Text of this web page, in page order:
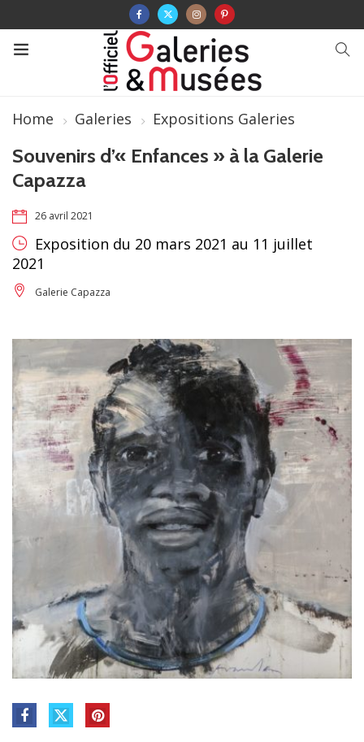
Home Galeries Expositions Galeries
Souvenirs d’« Enfances » à la Galerie
Capazza
26 avril 2021
Exposition du 20 mars 2021 au 11 juillet
2021
Galerie Capazza